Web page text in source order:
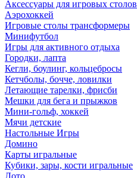
Аксессуары для игровых столов
Аэрохоккей
Игровые столы трансформеры
Минифутбол
Игры для активного отдыха
Городки, лапта
Кегли, боулинг, кольцебросы
Кетчболы, бочче, ловилки
Летающие тарелки, фрисби
Мешки для бега и прыжков
Мини-гольф, хоккей
Мячи детские
Настольные Игры
Домино
Карты игральные
Кубики, зары, кости игральные
Лото